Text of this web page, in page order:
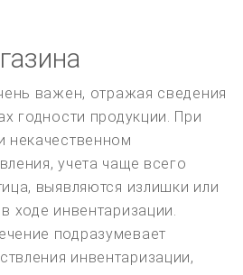
важен, отражая сведения
годности продукции. При
некачественном
учета чаще всего
выявляются излишки или
ходе инвентаризации.
подразумевает
инвентаризации,